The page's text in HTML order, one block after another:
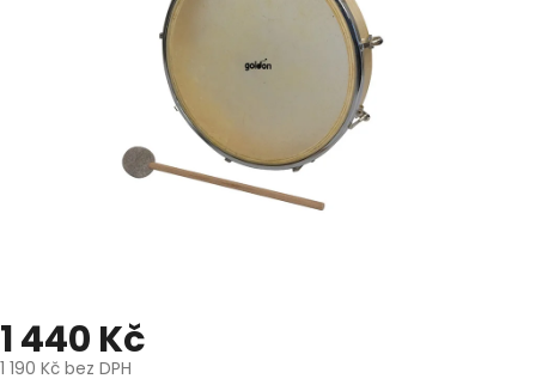
1 440 Kč
1 190 Kč bez DPH